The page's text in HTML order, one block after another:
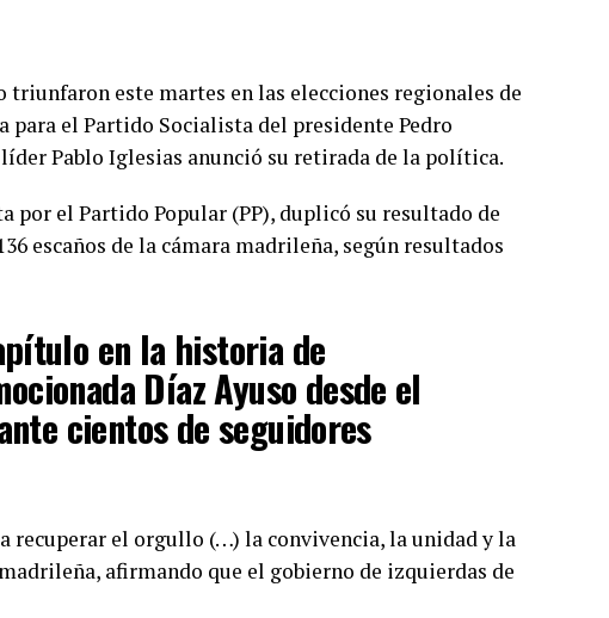
triunfaron este martes en las elecciones regionales de
para el Partido Socialista del presidente Pedro
Pablo Iglesias anunció su retirada de la política.
por el Partido Popular (PP), duplicó su resultado de
escaños de la cámara madrileña, según resultados
en la historia de
Díaz Ayuso desde el
cientos de seguidores
recuperar el orgullo (…) la convivencia, la unidad y la
afirmando que el gobierno de izquierdas de